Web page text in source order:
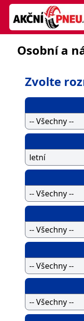
Osobní a
Zvolte